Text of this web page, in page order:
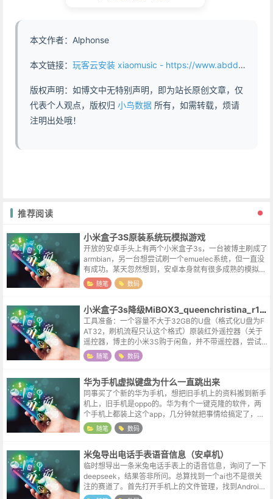
本文作者：Alphonse
本文链接： 玩客云安装 xiaomusic - https://www.abddb.com/onecloud_install_music.html
版权声明：如博文中无特别声明，即为站长原创文章，仅
代表个人观点，版权归 小鸟数据 所有，如需转载，烦请
注明出处哦！
推荐阅读
小米盒子3S原装系统玩模拟游戏
开放的安卓手头上有两个小米盒子3s，一台被博主刷成了
armbian，另一台想尝试刷一个emuelec系统，但一直没
有成功。某天忽然想到，安卓本身就有很多成熟的模拟器
的app，曲线救国一下也未尝不可。因为小米电视盒子的
界面比较花里胡哨，...
随笔 数码
小米盒子3s降级MiBOX3_queenchristina_r145
工具准备：一个容量不大于32GB的U盘（格式化U盘为F
AT32，刷机流程只认这个格式）原装红外遥控器（关于
遥控器，博主的小米3S购于闲鱼，并不带遥控器，尝试
用的自有的3C的遥控，并且成功刷机）刷机流程：格式
化U盘为FAT32格式，拷贝...
随笔 数码
华为手机虚拟键盘为什么一直跳出来
同事买了个新的华为手机，想把旧手机上的资料搬到新手
机上，旧手机是oppo的。华为有个一键克隆的软件，两
个手机上都装上这个app，几分钟就把事情给搞定了，检
查了一下图库、通讯录，资料都在，本来以为就这么完事
了，结果突然界面一转，跳出来一...
随笔 数码
米兔导出电话手表语音信息（安卓机）
临时想导出一条米兔电话手表上的语音信息，询问了一下
deepseek，结果答非所问。总算找到一个ai也不是很关
注的赛道了。首先打开手机上的文件管理，找到Android
文件夹，进入data子文件，进入com.imibaby.client子...